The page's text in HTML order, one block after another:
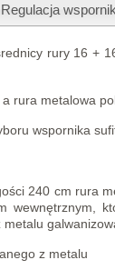
Regulacja
rury 16 +
rura metalowa
wspornika
240 cm rura
wewnętrznym,
z metalu